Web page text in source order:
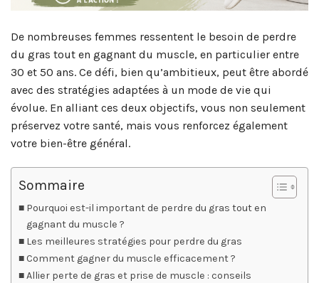
De nombreuses femmes ressentent le besoin de perdre
du gras tout en gagnant du muscle, en particulier entre
30 et 50 ans. Ce défi, bien qu’ambitieux, peut être abordé
avec des stratégies adaptées à un mode de vie qui
évolue. En alliant ces deux objectifs, vous non seulement
préservez votre santé, mais vous renforcez également
votre bien-être général.
Sommaire
Pourquoi est-il important de perdre du gras tout en
gagnant du muscle ?
Les meilleures stratégies pour perdre du gras
Comment gagner du muscle efficacement ?
Allier perte de gras et prise de muscle : conseils